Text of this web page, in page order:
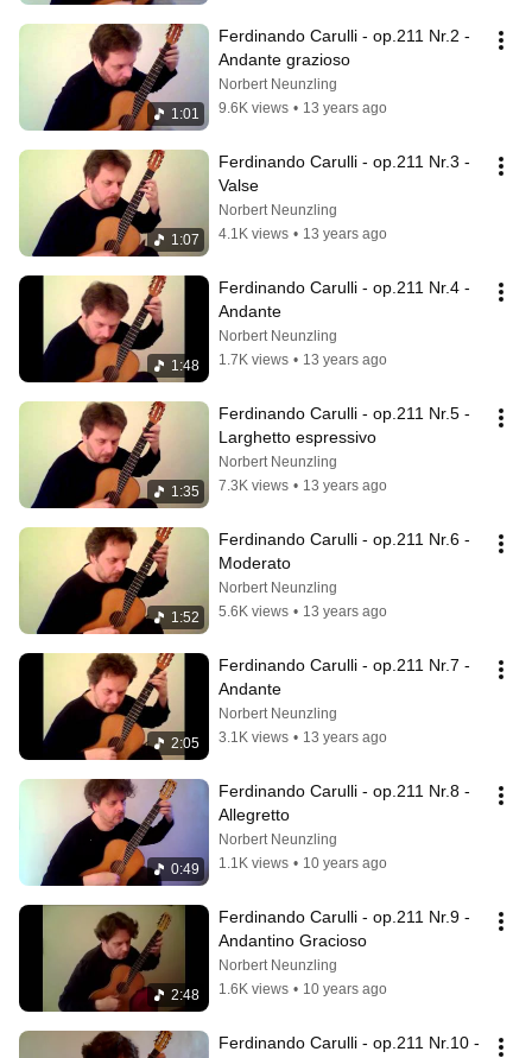
1:01
Ferdinando Carulli - op.211 Nr.2 -
Andante grazioso
Norbert Neunzling
9.6K views • 13 years ago
1:07
Ferdinando Carulli - op.211 Nr.3 -
Valse
Norbert Neunzling
4.1K views • 13 years ago
1:48
Ferdinando Carulli - op.211 Nr.4 -
Andante
Norbert Neunzling
1.7K views • 13 years ago
1:35
Ferdinando Carulli - op.211 Nr.5 -
Larghetto espressivo
Norbert Neunzling
7.3K views • 13 years ago
1:52
Ferdinando Carulli - op.211 Nr.6 -
Moderato
Norbert Neunzling
5.6K views • 13 years ago
2:05
Ferdinando Carulli - op.211 Nr.7 -
Andante
Norbert Neunzling
3.1K views • 13 years ago
0:49
Ferdinando Carulli - op.211 Nr.8 -
Allegretto
Norbert Neunzling
1.1K views • 10 years ago
2:48
Ferdinando Carulli - op.211 Nr.9 -
Andantino Gracioso
Norbert Neunzling
1.6K views • 10 years ago
Ferdinando Carulli - op.211 Nr.10 -